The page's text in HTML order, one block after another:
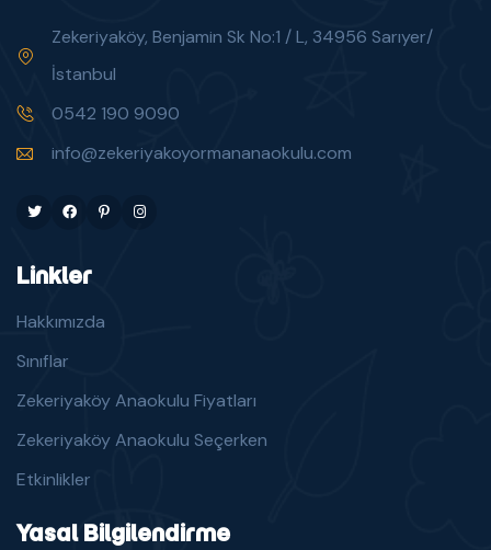
Zekeriyaköy, Benjamin Sk No:1 / L, 34956 Sarıyer/
İstanbul
0542 190 9090
info@zekeriyakoyormananaokulu.com
TwitterFacebook
Linkler
Hakkımızda
Sınıflar
Zekeriyaköy Anaokulu Fiyatları
Zekeriyaköy Anaokulu Seçerken
Etkinlikler
Yasal Bilgilendirme